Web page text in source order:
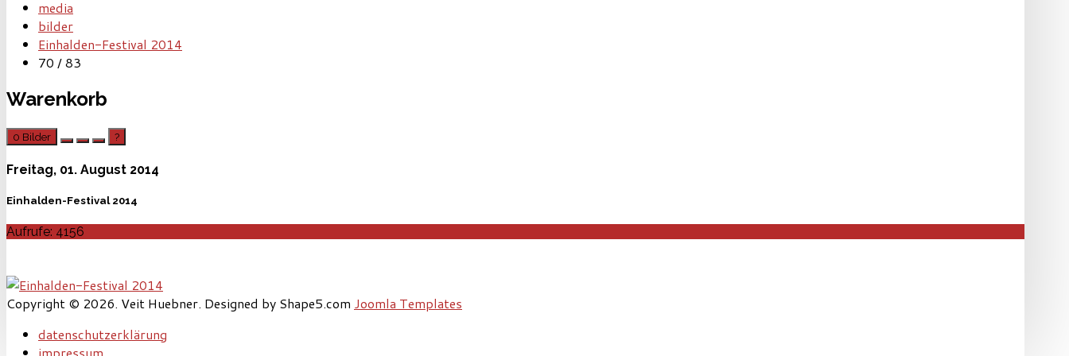
media
bilder
Einhalden-Festival 2014
70 / 83
Warenkorb
0 Bilder ?
Freitag, 01. August 2014
Einhalden-Festival 2014
Aufrufe: 4156
Copyright © 2026. Veit Huebner. Designed by Shape5.com Joomla Templates
datenschutzerklärung